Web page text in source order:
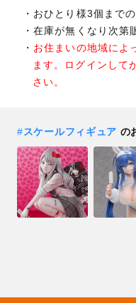
おひとり様3個まで
在庫が無くなり次第
お住まいの地域によ
ます。ログインして
さい。
#スケールフィギュア の